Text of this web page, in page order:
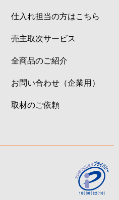
仕入れ担当の方はこちら
売主取次サービス
全商品のご紹介
お問い合わせ（企業用）
取材のご依頼